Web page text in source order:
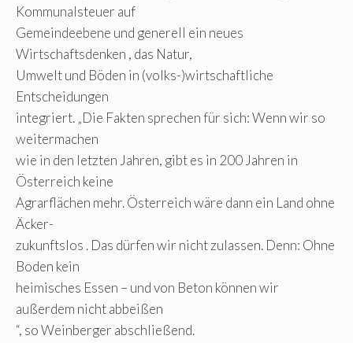
Kommunalsteuer auf
Gemeindeebene und generell ein neues
Wirtschaftsdenken , das Natur,
Umwelt und Böden in (volks-)wirtschaftliche
Entscheidungen
integriert. „Die Fakten sprechen für sich: Wenn wir so
weitermachen
wie in den letzten Jahren, gibt es in 200 Jahren in
Österreich keine
Agrarflächen mehr. Österreich wäre dann ein Land ohne
Äcker-
zukunftslos . Das dürfen wir nicht zulassen. Denn: Ohne
Boden kein
heimisches Essen – und von Beton können wir
außerdem nicht abbeißen
“, so Weinberger abschließend.